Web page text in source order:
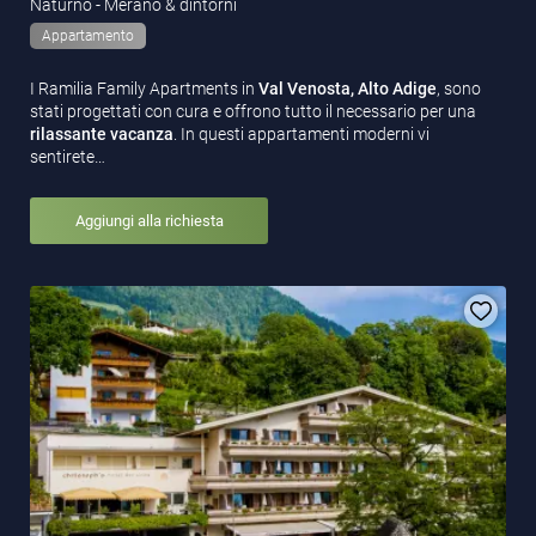
Naturno - Merano & dintorni
Appartamento
I Ramilia Family Apartments in Val Venosta, Alto Adige, sono
stati progettati con cura e offrono tutto il necessario per una
rilassante vacanza . In questi appartamenti moderni vi
sentirete…
Aggiungi alla richiesta